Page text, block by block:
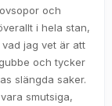
och
i hela stan,
jag vet är att
och tycker
slängda saker.
smutsiga,